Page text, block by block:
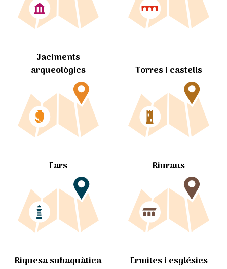
Jaciments
arqueològics
Torres i castells
Fars Riuraus
Riquesa subaquàtica Ermites i esglésies